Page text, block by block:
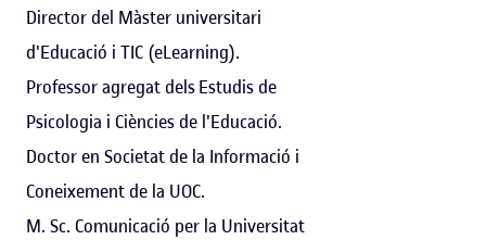
Director del Màster universitari
d'Educació i TIC (eLearning).
Professor agregat dels Estudis de
Psicologia i Ciències de l'Educació.
Doctor en Societat de la Informació i
Coneixement de la UOC.
M. Sc. Comunicació per la Universitat